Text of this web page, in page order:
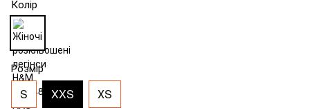
Колір
Розмір
S XXS ХS